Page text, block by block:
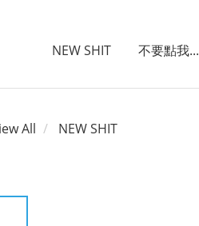
NEW SHIT 不要點我...
All NEW SHIT